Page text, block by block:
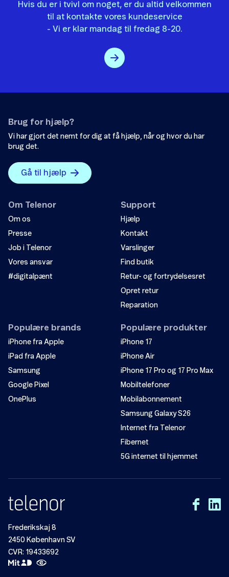
Samlerabat
Phishing
Webshop-svindel
Fupopkald
Chikaneopkald
Gode ferietips
Surfkontrol i udlandet
SkærmForsikring
Ekstra data
Forbrugsmax (indholdstjenester)
Oplysningerne løser ikke mit problem.
Andet
Hvis du er i tvivl om noget, er du altid velkommen
til at kontakte vores kundeservice
- Vi er klar mandag til fredag 8-20.
Brug for hjælp?
Vi har gjort det nemt for dig at få hjælp, når og hvor du har
brug det.
Gå til hjælp
Om Telenor
Om os
Presse
Job i Telenor
Vores ansvar
#digitalpænt
Support
Hjælp
Kontakt
Varslinger
Find butik
Retur- og fortrydelsesret
Opret retur
Reparation
Populære brands
iPhone fra Apple
iPad fra Apple
Samsung
Google Pixel
OnePlus
Populære produkter
iPhone 17
iPhone Air
iPhone 17 Pro og 17 Pro Max
Mobiltelefoner
Mobilabonnement
Samsung Galaxy S26
Internet fra Telenor
Fibernet
5G internet til hjemmet
Frederikskaj 8
2450 København SV
CVR: 19433692